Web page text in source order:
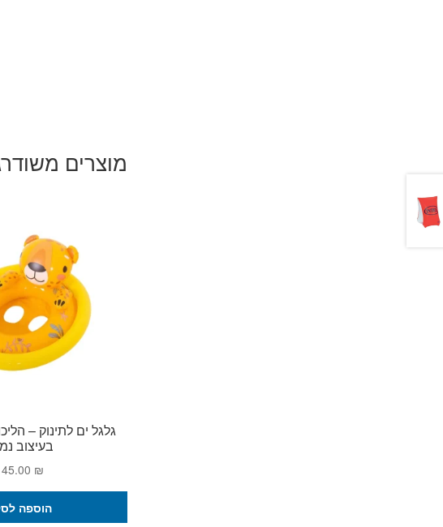
מוצרים
גלגל ים לתינוק –
בעיצוב
45.00 ₪
הוספה